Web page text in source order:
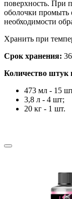
поверхность. При
оболочки
необходимости
Хранить при
Срок хранения:
Количество штук
473 мл - 15
3,8 л - 4 шт;
20 кг - 1 шт.